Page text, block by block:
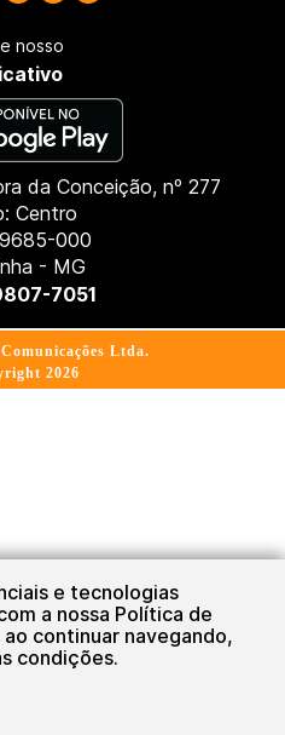
e tecnologias
a nossa Política de
ao continuar navegando,
condições.
da Conceição, nº 277
Centro
000
- MG
7051
nosso
Ltda.
2026